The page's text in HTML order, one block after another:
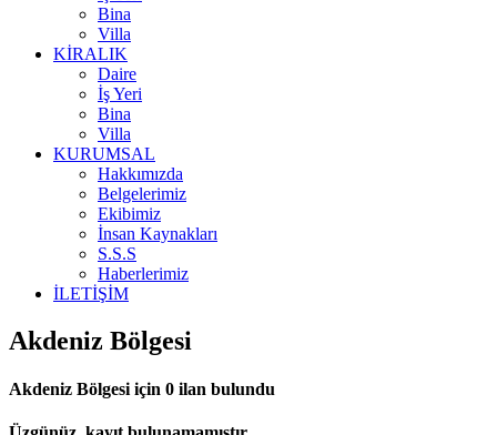
Bina
Villa
KİRALIK
Daire
İş Yeri
Bina
Villa
KURUMSAL
Hakkımızda
Belgelerimiz
Ekibimiz
İnsan Kaynakları
S.S.S
Haberlerimiz
İLETİŞİM
Akdeniz Bölgesi
Akdeniz Bölgesi için 0 ilan bulundu